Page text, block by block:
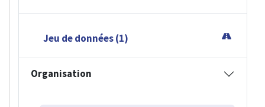
Jeu de données (1)
Organisation